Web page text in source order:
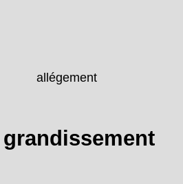
allégement
grandissement